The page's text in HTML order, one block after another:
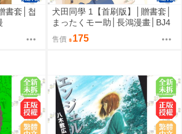
書套│첩
犬田同學 1【首刷版】│贈書套│
まったくモー助│長鴻漫畫│BJ4
售價 175